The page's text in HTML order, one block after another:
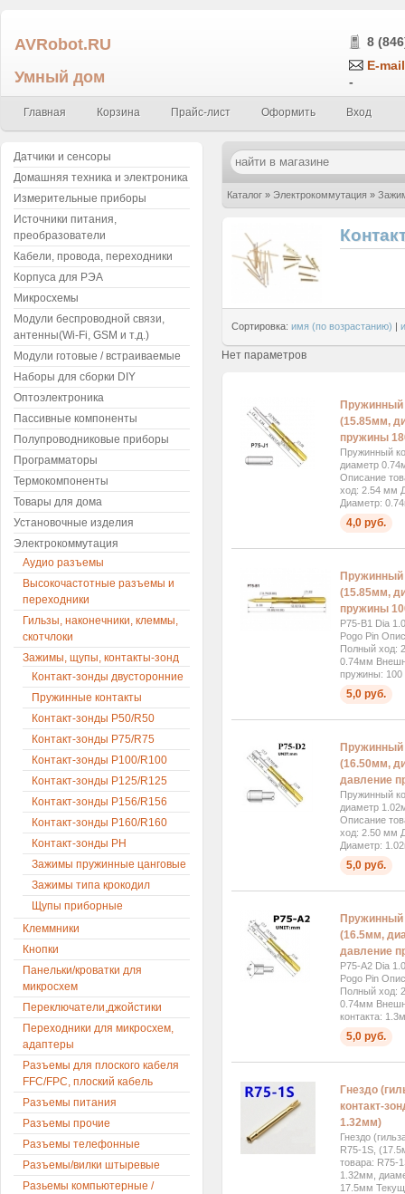
AVRobot.RU
Умный дом
8
E-
-
Главная Корзина Прайс-лист Оформить Вход
Каталог » Электрокоммутация »
Сортировка: имя (по возрастанию) |
Нет параметров
Пружинный
(15.85мм,
пружины
Пружинный
диаметр
Описание
ход: 2.54 мм
Диаметр:
4,0 руб.
Пружинный
(15.85мм,
пружины
P75-B1 Dia
Pogo Pin
Полный ход:
0.74мм
пружины: 100
5,0 руб.
Пружинный
(16.50мм,
давление
Пружинный
диаметр
Описание
ход: 2.50 мм
Диаметр:
5,0 руб.
Пружинный
(16.5мм,
давление
P75-A2 Dia
Pogo Pin
Полный ход:
0.74мм
контакта:
5,0 руб.
Гнездо
контакт-
1.32мм)
Гнездо
R75-1S,
товара: R75-
1.32мм,
17.5мм
Датчики и сенсоры
Домашняя техника и электроника
Измерительные приборы
Источники питания,
преобразователи
Кабели, провода, переходники
Корпуса для РЭА
Микросхемы
Модули беспроводной связи,
антенны(Wi-Fi, GSM и т.д.)
Модули готовые / встраиваемые
Наборы для сборки DIY
Оптоэлектроника
Пассивные компоненты
Полупроводниковые приборы
Программаторы
Термокомпоненты
Товары для дома
Установочные изделия
Электрокоммутация
Аудио разъемы
Высокочастотные разъемы и
переходники
Гильзы, наконечники, клеммы,
скотчлоки
Зажимы, щупы, контакты-зонд
Контакт-зонды двусторонние
Пружинные контакты
Контакт-зонды P50/R50
Контакт-зонды P75/R75
Контакт-зонды P100/R100
Контакт-зонды P125/R125
Контакт-зонды P156/R156
Контакт-зонды P160/R160
Контакт-зонды PH
Зажимы пружинные цанговые
Зажимы типа крокодил
Щупы приборные
Клеммники
Кнопки
Панельки/кроватки для
микросхем
Переключатели,джойстики
Переходники для микросхем,
адаптеры
Разъемы для плоского кабеля
FFC/FPC, плоский кабель
Разъемы питания
Разъемы прочие
Разъемы телефонные
Разъемы/вилки штыревые
Разьемы компьютерные /